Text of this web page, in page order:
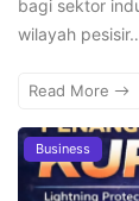
bagi sektor
wilayah
Read More
Business